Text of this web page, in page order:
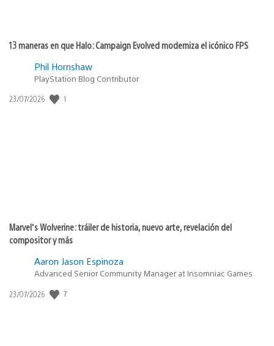
13 maneras en que Halo: Campaign Evolved moderniza el icónico FPS
Phil Hornshaw
PlayStation Blog Contributor
Fecha
23/07/2026 1
Marvel’s Wolverine: tráiler de historia, nuevo arte, revelación del
compositor y más
Aaron Jason Espinoza
Advanced Senior Community Manager at Insomniac Games
Fecha
23/07/2026 7